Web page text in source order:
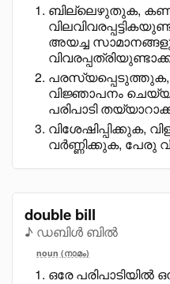
ബില്ലെഴുതുക,
അയച്ച
വിജ്ഞാപനം
പരിപാടി
വിശേഷിപ്പിക്കുക,
വർണ്ണിക്കുക, പേരു
double bill
♪ ഡബിൾ ബിൽ
noun (നാമം)
ഒരേ പരിപാടിയിൽ